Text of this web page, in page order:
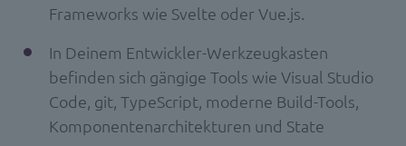
Frameworks wie Svelte oder Vue.js.
In Deinem Entwickler-Werkzeugkasten
befinden sich gängige Tools wie Visual Studio
Code, git, TypeScript, moderne Build-Tools,
Komponentenarchitekturen und State